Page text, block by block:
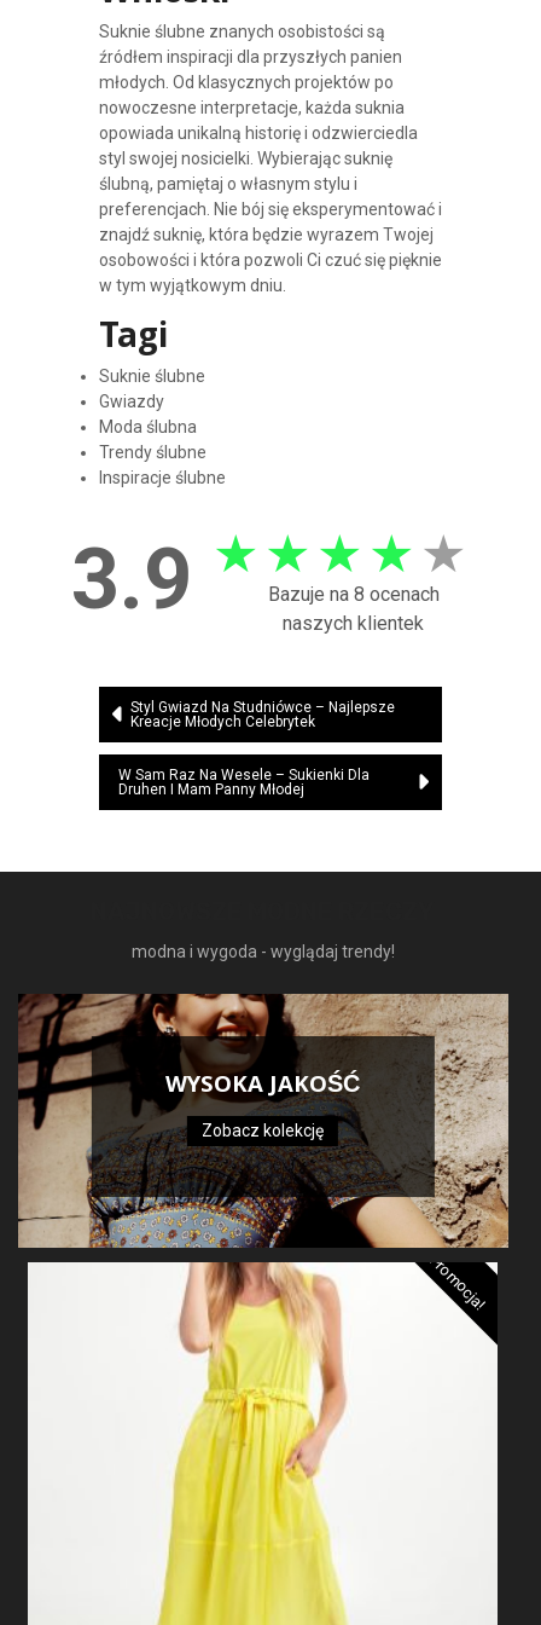
Suknie ślubne znanych osobistości są
źródłem inspiracji dla przyszłych panien
młodych. Od klasycznych projektów po
nowoczesne interpretacje, każda suknia
opowiada unikalną historię i odzwierciedla
styl swojej nosicielki. Wybierając suknię
ślubną, pamiętaj o własnym stylu i
preferencjach. Nie bój się eksperymentować i
znajdź suknię, która będzie wyrazem Twojej
osobowości i która pozwoli Ci czuć się pięknie
w tym wyjątkowym dniu.
Tagi
Suknie ślubne
Gwiazdy
Moda ślubna
Trendy ślubne
Inspiracje ślubne
3.9 ★ ★ ★ ★ ★
Bazuje na 8 ocenach
naszych klientek
Nawigacja
wpisu
Styl Gwiazd Na Studniówce – Najlepsze
Kreacje Młodych Celebrytek
W Sam Raz Na Wesele – Sukienki Dla
Druhen I Mam Panny Młodej
modna i wygoda - wyglądaj trendy!
WYSOKA JAKOŚĆ
Zobacz kolekcję
Promocja!